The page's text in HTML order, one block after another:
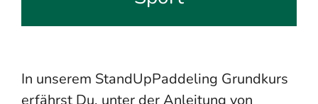
In unserem StandUpPaddeling Grundkurs